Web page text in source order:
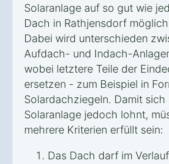
Solaranlage auf so gut wie
Dach in Rathjensdorf
Dabei wird unterschieden
Aufdach- und Indach-
wobei letztere Teile der
ersetzen - zum Beispiel in
Solardachziegeln. Damit sich
Solaranlage jedoch lohnt,
mehrere Kriterien erfüllt sein:
Das Dach darf im